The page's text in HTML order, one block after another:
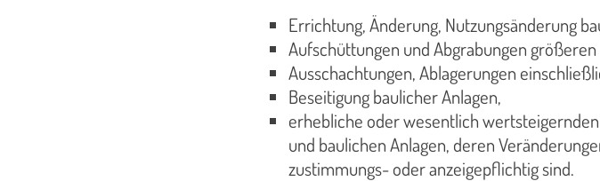
Errichtung, Änderung, Nutzungsänderung
Aufschüttungen und Abgrabungen größeren
Ausschachtungen, Ablagerungen
Beseitigung baulicher Anlagen,
erhebliche oder wesentlich
und baulichen Anlagen, deren
zustimmungs- oder anzeigepflichtig sind.